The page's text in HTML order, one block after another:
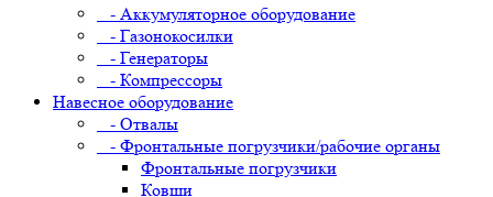
- Аккумуляторное оборудование
- Газонокосилки
- Генераторы
- Компрессоры
Навесное оборудование
- Отвалы
- Фронтальные погрузчики/рабочие органы
Фронтальные погрузчики
Ковши